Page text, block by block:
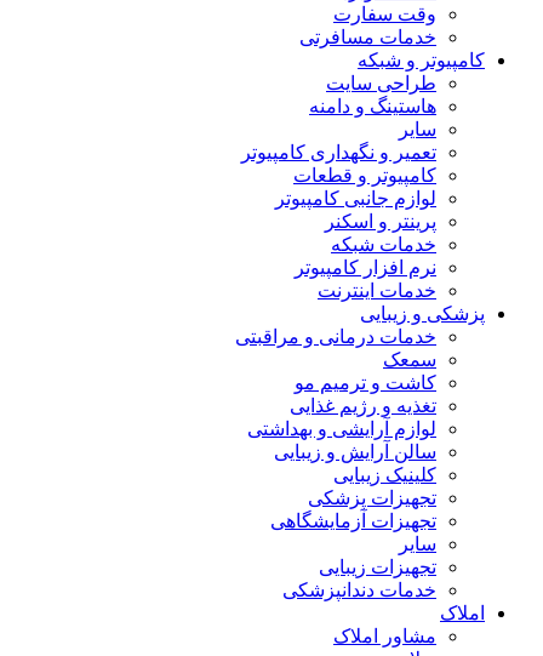
وقت سفارت
خدمات مسافرتی
کامپیوتر و شبکه
طراحی سایت
هاستینگ و دامنه
سایر
تعمیر و نگهداری کامپیوتر
کامپیوتر و قطعات
لوازم جانبی کامپیوتر
پرینتر و اسکنر
خدمات شبکه
نرم افزار کامپیوتر
خدمات اینترنت
پزشکی و زیبایی
خدمات درمانی و مراقبتی
سمعک
کاشت و ترمیم مو
تغذیه و رژیم غذایی
لوازم آرایشی و بهداشتی
سالن آرایش و زیبایی
کلینیک زیبایی
تجهیزات پزشکی
تجهیزات آزمایشگاهی
سایر
تجهیزات زیبایی
خدمات دندانپزشکی
املاک
مشاور املاک